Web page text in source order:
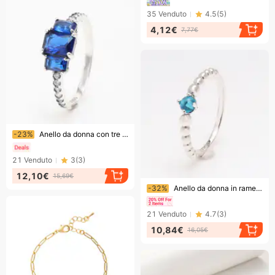
35 Venduto 4.5(5)
4,12€ 7,77€
Finendo presto!
-23% Anello da donna con tre pietre rettangolari blu a forma di bolla, design di nicchia alla moda, anello classico con diamanti blu
21 Venduto 3(3)
12,10€ 15,69€
Finendo presto!
-32% Anello da donna in rame bianco di dicembre, creativo, con zirconi intarsiati, anello di compleanno impilabile da donna
21 Venduto 4.7(3)
10,84€ 16,05€